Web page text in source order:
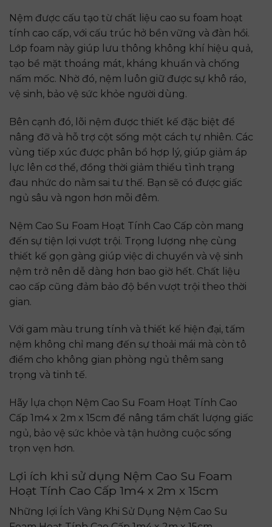
Nệm được cấu tạo từ chất liệu cao su foam hoạt
tính cao cấp, với cấu trúc hở bền vững và đàn hồi.
Lớp foam này giúp lưu thông không khí hiệu quả,
tạo bề mặt thoáng mát, kháng khuẩn và chống
nấm mốc. Nhờ đó, nệm luôn giữ được sự khô ráo,
vệ sinh, bảo vệ sức khỏe người dùng.
Bên cạnh đó, lõi nệm được thiết kế đặc biệt để
nâng đỡ và hỗ trợ cột sống một cách tự nhiên. Các
vùng tiếp xúc được phân bổ hợp lý, giúp giảm áp
lực lên cơ thể, đồng thời giảm thiểu tình trạng
đau nhức do nằm sai tư thế. Bạn sẽ có được giấc
ngủ sâu và ngon hơn mỗi đêm.
Nệm Cao Su Foam Hoạt Tính Cao Cấp còn mang
đến sự tiện lợi vượt trội. Trọng lượng nhẹ cùng
thiết kế gọn gàng giúp việc di chuyển và vệ sinh
nệm trở nên dễ dàng hơn bao giờ hết. Chất liệu
cao cấp cũng đảm bảo độ bền vượt trội theo thời
gian.
Với gam màu trung tính và thiết kế hiện đại, tấm
nệm không chỉ mang đến sự thoải mái mà còn tô
điểm cho không gian phòng ngủ thêm sang
trọng và tinh tế.
Hãy lựa chọn Nệm Cao Su Foam Hoạt Tính Cao
Cấp 1m4 x 2m x 15cm để nâng tầm chất lượng giấc
ngủ, bảo vệ sức khỏe và tận hưởng cuộc sống
trọn vẹn hơn.
Lợi ích khi sử dụng Nệm Cao Su Foam
Hoạt Tính Cao Cấp 1m4 x 2m x 15cm
Những lợi Ích Vàng Khi Sử Dụng Nệm Cao Su